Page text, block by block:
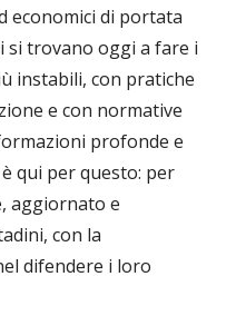
economici di portata
trovano oggi a fare i
instabili, con pratiche
e con normative
profonde e
qui per questo: per
aggiornato e
con la
difendere i loro